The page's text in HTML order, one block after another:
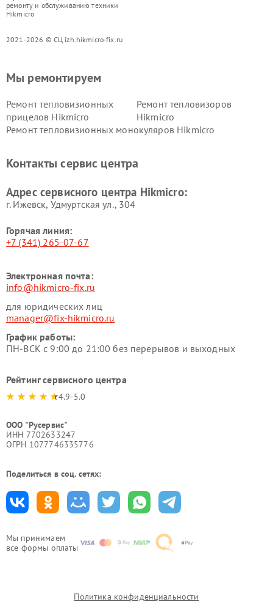
ремонту и обслуживанию техники
Hikmicro
2021-2026 © СЦ izh.hikmicro-fix.ru
Мы принимаем
все формы оплаты
Мы ремонтируем
Ремонт тепловизионных
прицелов Hikmicro
Ремонт тепловизоров
Hikmicro
Ремонт тепловизионных монокуляров Hikmicro
Контакты сервис центра
Адрес сервисного центра Hikmicro:
г. Ижевск, Удмуртская ул., 304
Горячая линия:
+7 (341) 265-07-67
Электронная почта:
info@hikmicro-fix.ru
для юридических лиц
manager@fix-hikmicro.ru
График работы:
ПН-ВСК с 9:00 до 21:00 без перерывов и выходных
Рейтинг сервисного центра
4.9-5.0
ООО "Русервис"
ИНН 7702633247
ОГРН 1077746335776
Поделиться в соц. сетях:
Политика конфиденциальности